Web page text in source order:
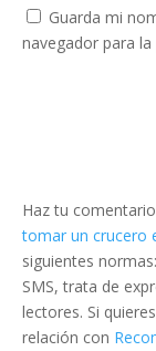
Guarda mi
navegador para
Haz tu
tomar un crucero
siguientes
SMS, trata de
lectores. Si
relación con